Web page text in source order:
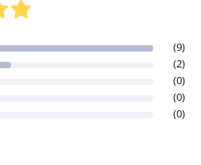
(9)
(2)
(0)
(0)
(0)